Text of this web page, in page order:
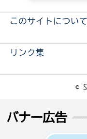
このサイトについて
リンク集
©
バナー広告